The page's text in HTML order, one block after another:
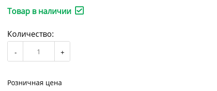
Товар в наличии
Количество:
Розничная цена